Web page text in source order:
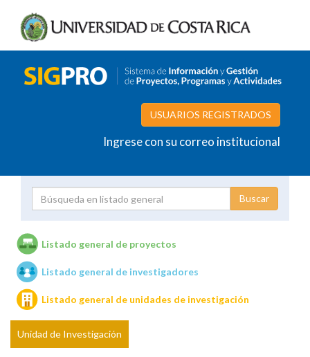
USUARIOS REGISTRADOS
Ingrese con su correo institucional
Unidades de investigación
Listado general de proyectos
Listado general de investigadores
Listado general de unidades de investigación
Unidad de Investigación